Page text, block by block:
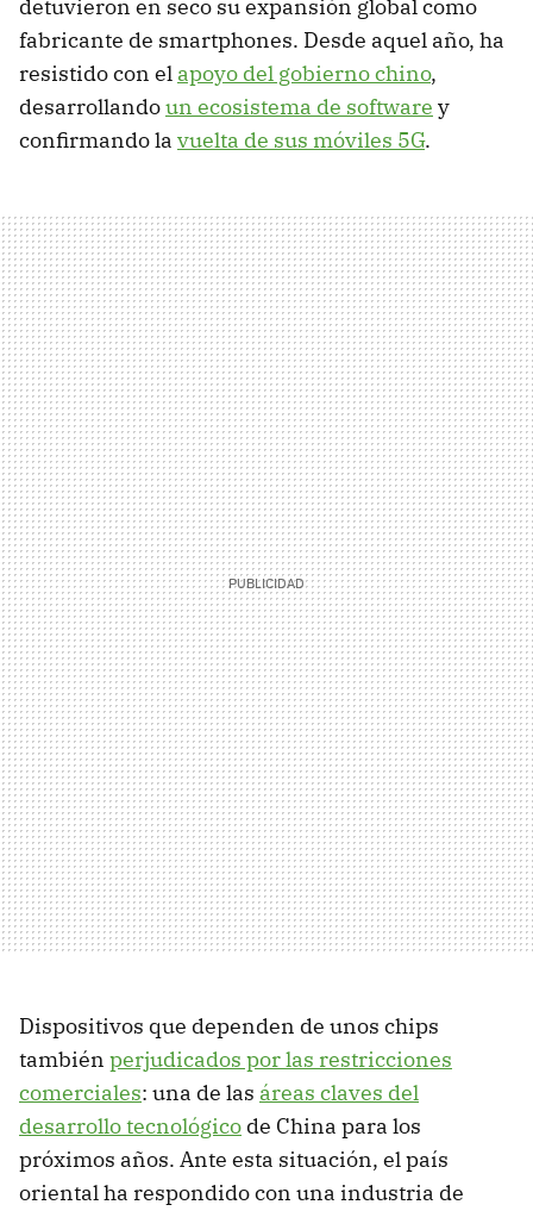
detuvieron en seco su expansión global como
fabricante de smartphones. Desde aquel año, ha
resistido con el apoyo del gobierno chino,
desarrollandoun ecosistema de software y
confirmando la vuelta de sus móviles 5G.
Dispositivos que dependen de unos chips
también perjudicados por las restricciones
comerciales: una de las áreas claves del
desarrollo tecnológico de China para los
próximos años. Ante esta situación, el país
oriental ha respondido con una industria de